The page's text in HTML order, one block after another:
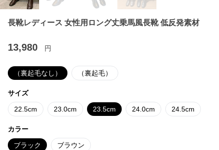
長靴レディース 女性用ロング丈乗馬風長靴 低反発素材
13,980 円
（裏起毛なし） （裏起毛）
サイズ
22.5cm 23.0cm 23.5cm 24.0cm 24.5cm
カラー
ブラック ブラウン